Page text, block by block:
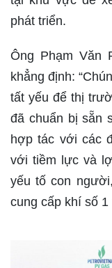
phát triển.
Ông Phạm Văn
khẳng định:
tất yếu để thị
đã chuẩn bị sẵn
hợp tác với các
với tiềm lực và
yếu tố con
cung cấp khí số